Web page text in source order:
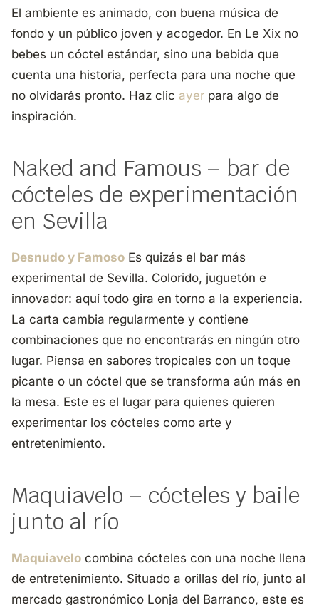
El ambiente es animado, con buena música de
fondo y un público joven y acogedor. En Le Xix no
bebes un cóctel estándar, sino una bebida que
cuenta una historia, perfecta para una noche que
no olvidarás pronto. Haz clic ayer para algo de
inspiración.
Naked and Famous – bar de
cócteles de experimentación
en Sevilla
Desnudo y Famoso Es quizás el bar más
experimental de Sevilla. Colorido, juguetón e
innovador: aquí todo gira en torno a la experiencia.
La carta cambia regularmente y contiene
combinaciones que no encontrarás en ningún otro
lugar. Piensa en sabores tropicales con un toque
picante o un cóctel que se transforma aún más en
la mesa. Este es el lugar para quienes quieren
experimentar los cócteles como arte y
entretenimiento.
Maquiavelo – cócteles y baile
junto al río
Maquiavelo combina cócteles con una noche llena
de entretenimiento. Situado a orillas del río, junto al
mercado gastronómico Lonja del Barranco, este es